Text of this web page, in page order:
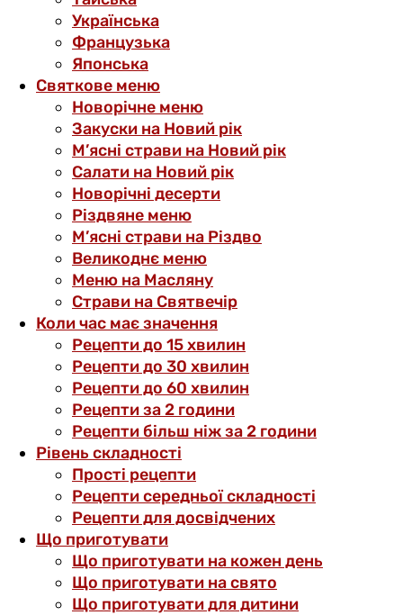
Українська
Французька
Японська
Святкове меню
Новорічне меню
Закуски на Новий рік
М’ясні страви на Новий рік
Салати на Новий рік
Новорічні десерти
Різдвяне меню
М’ясні страви на Різдво
Великоднє меню
Меню на Масляну
Страви на Святвечір
Коли час має значення
Рецепти до 15 хвилин
Рецепти до 30 хвилин
Рецепти до 60 хвилин
Рецепти за 2 години
Рецепти більш ніж за 2 години
Рівень складності
Прості рецепти
Рецепти середньої складності
Рецепти для досвідчених
Що приготувати
Що приготувати на кожен день
Що приготувати на свято
Що приготувати для дитини